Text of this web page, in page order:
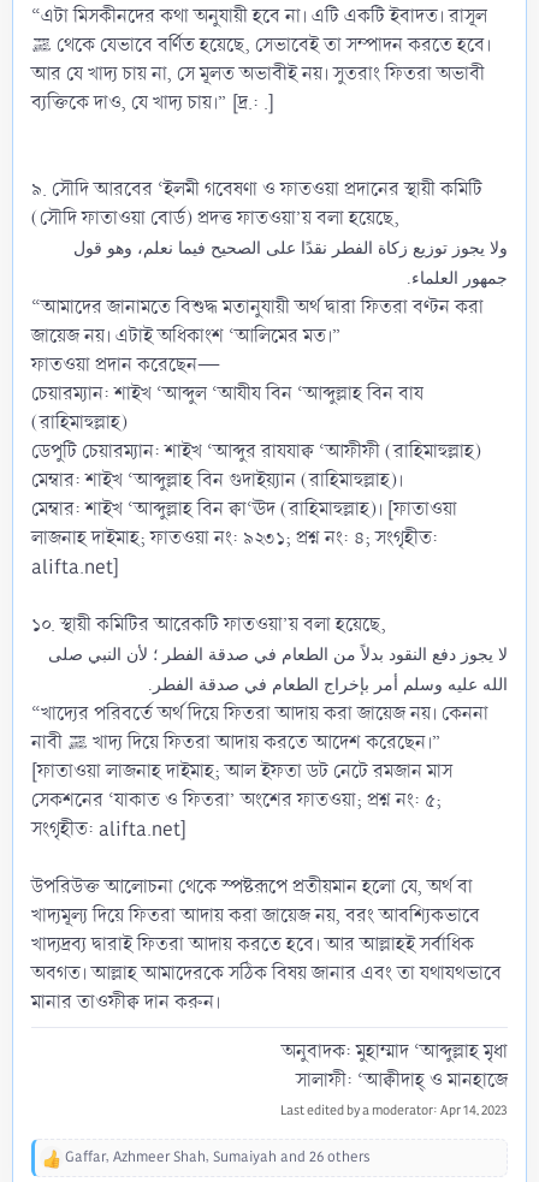
“এটা মিসকীনদের কথা অনুযায়ী হবে না। এটি একটি ইবাদত। রাসূল
ﷺ থেকে যেভাবে বর্ণিত হয়েছে, সেভাবেই তা সম্পাদন করতে হবে।
আর যে খাদ্য চায় না, সে মূলত অভাবীই নয়। সুতরাং ফিতরা অভাবী
ব্যক্তিকে দাও, যে খাদ্য চায়।” [দ্র.: .]
৯. সৌদি আরবের ‘ইলমী গবেষণা ও ফাতওয়া প্রদানের স্থায়ী কমিটি
(সৌদি ফাতাওয়া বোর্ড) প্রদত্ত ফাতওয়া’য় বলা হয়েছে,
ﻭﻻ ﻳﺠﻮﺯ ﺗﻮﺯﻳﻊ ﺯﻛﺎﺓ ﺍﻟﻔﻄﺮ ﻧﻘﺪًﺍ ﻋﻠﻰ ﺍﻟﺼﺤﻴﺢ ﻓﻴﻤﺎ ﻧﻌﻠﻢ، ﻭﻫﻮ ﻗﻮﻝ
ﺟﻤﻬﻮﺭ ﺍﻟﻌﻠﻤﺎﺀ.
“আমাদের জানামতে বিশুদ্ধ মতানুযায়ী অর্থ দ্বারা ফিতরা বণ্টন করা
জায়েজ নয়। এটাই অধিকাংশ ‘আলিমের মত।”
ফাত‌ওয়া প্রদান করেছেন—
চেয়ারম্যান: শাইখ ‘আব্দুল ‘আযীয বিন ‘আব্দুল্লাহ বিন বায
(রাহিমাহুল্লাহ)
ডেপুটি চেয়ারম্যান: শাইখ ‘আব্দুর রাযযাক্ব ‘আফীফী (রাহিমাহুল্লাহ)
মেম্বার: শাইখ ‘আব্দুল্লাহ বিন গুদাইয়্যান (রাহিমাহুল্লাহ)।
মেম্বার: শাইখ ‘আব্দুল্লাহ বিন ক্বা‘ঊদ (রাহিমাহুল্লাহ)। [ফাতাওয়া
লাজনাহ দাইমাহ; ফাতওয়া নং: ৯২৩১; প্রশ্ন নং: ৪; সংগৃহীত:
alifta.net]
১০. স্থায়ী কমিটির আরেকটি ফাতওয়া’য় বলা হয়েছে,
ﻻ ﻳﺠﻮﺯ ﺩﻓﻊ ﺍﻟﻨﻘﻮﺩ ﺑﺪﻻً ﻣﻦ ﺍﻟﻄﻌﺎﻡ ﻓﻲ ﺻﺪﻗﺔ ﺍﻟﻔﻄﺮ ؛ ﻷﻥ ﺍﻟﻨﺒﻲ ﺻﻠﻰ
ﺍﻟﻠﻪ ﻋﻠﻴﻪ ﻭﺳﻠﻢ ﺃﻣﺮ ﺑﺈﺧﺮﺍﺝ ﺍﻟﻄﻌﺎﻡ ﻓﻲ ﺻﺪﻗﺔ ﺍﻟﻔﻄﺮ.
“খাদ্যের পরিবর্তে অর্থ দিয়ে ফিতরা আদায় করা জায়েজ নয়। কেননা
নাবী ﷺ খাদ্য দিয়ে ফিতরা আদায় করতে আদেশ করেছেন।”
[ফাতাওয়া লাজনাহ দাইমাহ; আল ইফতা ডট নেটে রমজান মাস
সেকশনের ‘যাকাত ও ফিতরা’ অংশের ফাত‌ওয়া; প্রশ্ন নং: ৫;
সংগৃহীত: alifta.net]
উপরিউক্ত আলোচনা থেকে স্পষ্টরূপে প্রতীয়মান হলো যে, অর্থ বা
খাদ্যমূল্য দিয়ে ফিতরা আদায় করা জায়েজ নয়, বরং আবশ্যিকভাবে
খাদ্যদ্রব্য দ্বারাই ফিতরা আদায় করতে হবে। আর আল্লাহই সর্বাধিক
অবগত। আল্লাহ আমাদেরকে সঠিক বিষয় জানার এবং তা যথাযথভাবে
মানার তাওফীক্ব দান করুন।
অনুবাদক: মুহাম্মাদ ‘আব্দুল্লাহ মৃধা
সালাফী: ‘আক্বীদাহ্ ও মানহাজে​
Last edited by a moderator: Apr 14, 2023
R
Gaffar, Azhmeer Shah, Sumaiyah and 26 others